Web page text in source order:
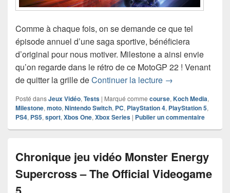
Comme à chaque fois, on se demande ce que tel
épisode annuel d’une saga sportive, bénéficiera
d’original pour nous motiver. Milestone a ainsi envie
qu’on regarde dans le rétro de ce MotoGP 22 ! Venant
de quitter la grille deContinuer la lecture Chronique jeu
→
Posté dansJeux Vidéo, Tests | Marqué comme course, Koch Media,
Milestone, moto, Nintendo Switch, PC, PlayStation 4, PlayStation 5,
PS4, PS5, sport, Xbos One, Xbox Series | Publier un commentaire
Chronique jeu vidéo Monster Energy
Supercross – The Official Videogame